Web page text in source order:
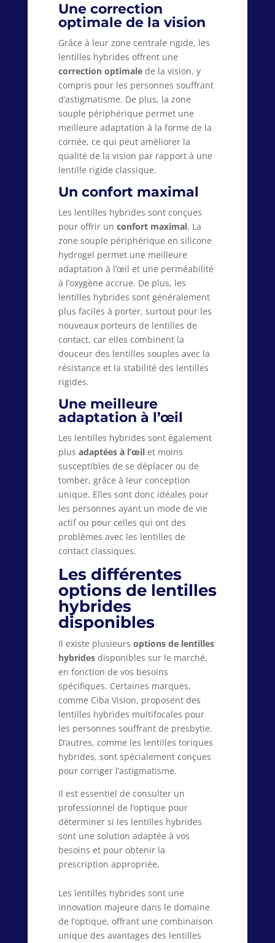
Une correction
optimale de la vision
Grâce à leur zone centrale rigide, les
lentilles hybrides offrent une
correction optimalede la vision, y
compris pour les personnes souffrant
d’astigmatisme. De plus, la zone
souple périphérique permet une
meilleure adaptation à la forme de la
cornée, ce qui peut améliorer la
qualité de la vision par rapport à une
lentille rigide classique.
Un confort maximal
Les lentilles hybrides sont conçues
pour offrir un confort maximal. La
zone souple périphérique en silicone
hydrogel permet une meilleure
adaptation à l’œil et une perméabilité
à l’oxygène accrue. De plus, les
lentilles hybrides sont généralement
plus faciles à porter, surtout pour les
nouveaux porteurs de lentilles de
contact, car elles combinent la
douceur des lentilles souples avec la
résistance et la stabilité des lentilles
rigides.
Une meilleure
adaptation à l’œil
Les lentilles hybrides sont également
plus adaptées à l’œilet moins
susceptibles de se déplacer ou de
tomber, grâce à leur conception
unique. Elles sont donc idéales pour
les personnes ayant un mode de vie
actif ou pour celles qui ont des
problèmes avec les lentilles de
contact classiques.
Les différentes
options de lentilles
hybrides
disponibles
Il existe plusieurs options de lentilles
hybridesdisponibles sur le marché,
en fonction de vos besoins
spécifiques. Certaines marques,
comme Ciba Vision, proposent des
lentilles hybrides multifocales pour
les personnes souffrant de presbytie.
D’autres, comme les lentilles toriques
hybrides, sont spécialement conçues
pour corriger l’astigmatisme.
Il est essentiel de consulter un
professionnel de l’optique pour
déterminer si les lentilles hybrides
sont une solution adaptée à vos
besoins et pour obtenir la
prescription appropriée.
Les lentilles hybrides sont une
innovation majeure dans le domaine
de l’optique, offrant une combinaison
unique des avantages des lentilles